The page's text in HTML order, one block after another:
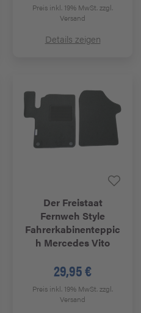
Preis inkl. 19% MwSt.zzgl.
Versand
Details zeigen
Der Freistaat
Fernweh Style
Fahrerkabinenteppic
h Mercedes Vito
29,95 €
Preis inkl. 19% MwSt.zzgl.
Versand